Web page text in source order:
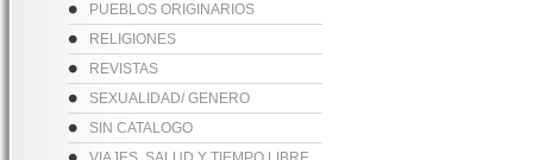
PUEBLOS ORIGINARIOS
RELIGIONES
REVISTAS
SEXUALIDAD/ GENERO
SIN CATALOGO